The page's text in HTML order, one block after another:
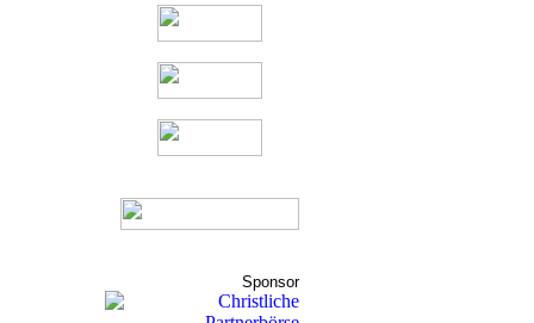
Sponsor